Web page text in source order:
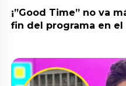
¡”Good Time” no va
fin del programa en el